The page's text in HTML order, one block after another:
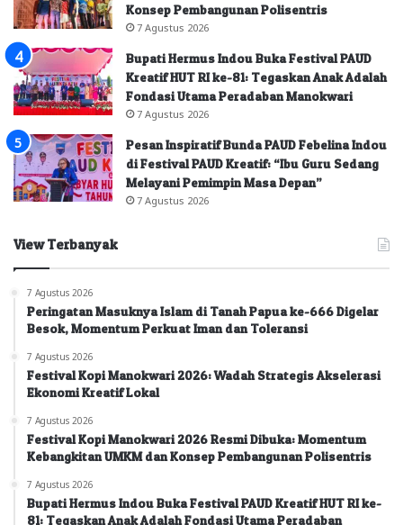
Konsep Pembangunan Polisentris
7 Agustus 2026
Bupati Hermus Indou Buka Festival PAUD
Kreatif HUT RI ke-81: Tegaskan Anak Adalah
Fondasi Utama Peradaban Manokwari
7 Agustus 2026
Pesan Inspiratif Bunda PAUD Febelina Indou
di Festival PAUD Kreatif: “Ibu Guru Sedang
Melayani Pemimpin Masa Depan”
7 Agustus 2026
View Terbanyak
7 Agustus 2026
Peringatan Masuknya Islam di Tanah Papua ke-666 Digelar
Besok, Momentum Perkuat Iman dan Toleransi
7 Agustus 2026
Festival Kopi Manokwari 2026: Wadah Strategis Akselerasi
Ekonomi Kreatif Lokal
7 Agustus 2026
Festival Kopi Manokwari 2026 Resmi Dibuka: Momentum
Kebangkitan UMKM dan Konsep Pembangunan Polisentris
7 Agustus 2026
Bupati Hermus Indou Buka Festival PAUD Kreatif HUT RI ke-
81: Tegaskan Anak Adalah Fondasi Utama Peradaban